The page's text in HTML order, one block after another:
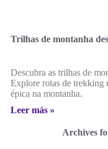
Trilhas de montanha
Descubra as trilhas de
Explore rotas de trekking
épica na montanha.
Leer más »
Archives